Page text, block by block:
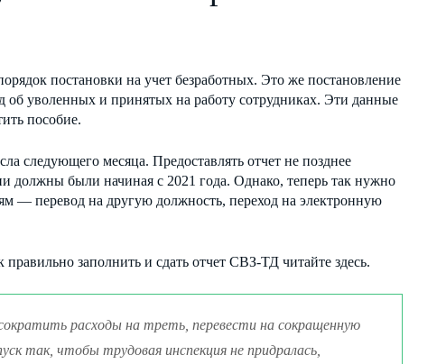
постановки на учет безработных. Это же постановление
об уволенных и принятых на работу сотрудниках. Эти данные
пособие.
следующего месяца. Предоставлять отчет не позднее
должны были начиная с 2021 года. Однако, теперь так нужно
— перевод на другую должность, переход на электронную
заполнить и сдать отчет СВЗ-ТД читайте здесь.
расходы на треть, перевести на сокращенную
так, чтобы трудовая инспекция не придралась,